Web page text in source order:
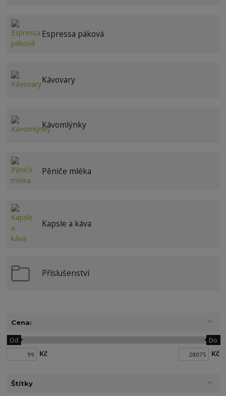
Espressa páková
Kávovary
Kávomlýnky
Pěniče mléka
Kapsle a káva
Příslušenství
Cena:
Kč
Od Do
Kč
Štítky